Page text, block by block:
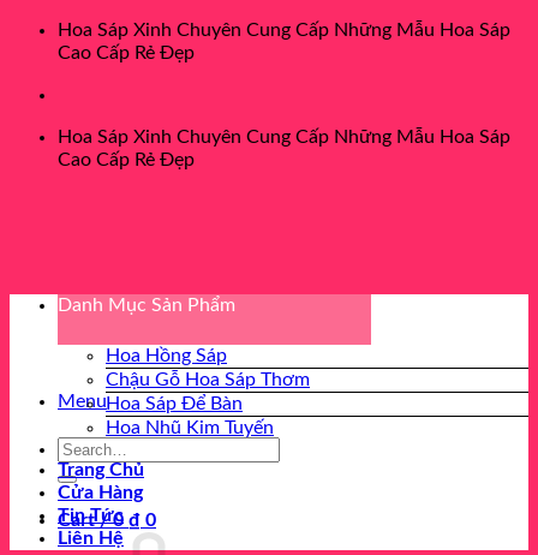
Chuyển
dung
Hoa Sáp Xinh Chuyên Cung Cấp Những Mẫu Hoa Sáp
Cao Cấp Rẻ Đẹp
Hoa Sáp Xinh Chuyên Cung Cấp Những Mẫu Hoa Sáp
Cao Cấp Rẻ Đẹp
Menu
Search
for:
Cart /0 ₫ 0
Danh Mục Sản Phẩm
Hoa Hồng Sáp
Chậu Gỗ Hoa Sáp Thơm
Hoa Sáp Để Bàn
Hoa Nhũ Kim Tuyến
Trang Chủ
Cửa Hàng
Tin Tức
Liên Hệ